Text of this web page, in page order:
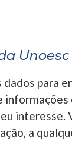
Unoesc
dados para
interesse.
a